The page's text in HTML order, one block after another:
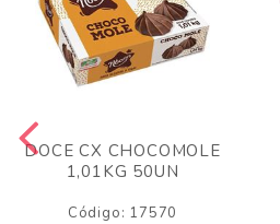
DOCE CX CHOCOMOLE
1,01KG 50UN
Código: 17570